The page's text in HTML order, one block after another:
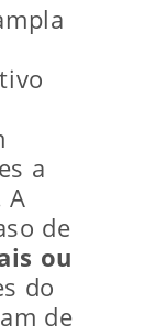
a
A
de
ou
do
de